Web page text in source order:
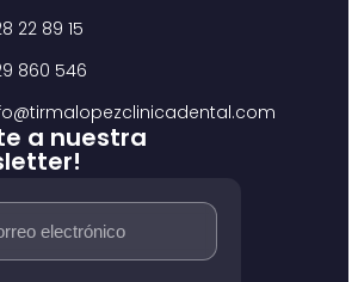
22 89 15
860 546
a nuestra